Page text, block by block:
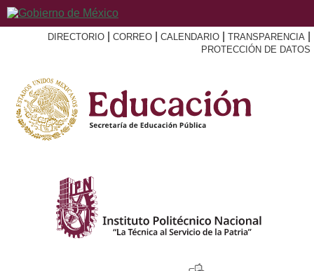
DIRECTORIO CORREO CALENDARIO TRANSPARENCIA
PROTECCIÓN DE DATOS